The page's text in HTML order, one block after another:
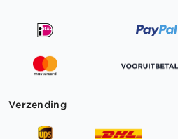
Verzending